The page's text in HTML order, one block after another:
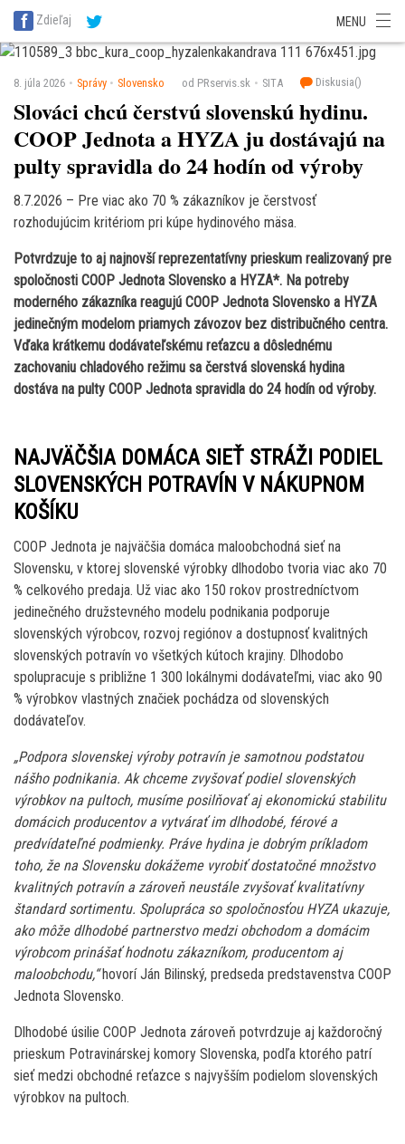
SITA Energetika
SITA Potravinárstvo
Zdieľaj MENU
8. júla 2026 Správy Slovensko od PRservis.sk SITA Diskusia()
Slováci chcú čerstvú slovenskú hydinu.
COOP Jednota a HYZA ju dostávajú na
pulty spravidla do 24 hodín od výroby
8.7.2026 – Pre viac ako 70 % zákazníkov je čerstvosť
rozhodujúcim kritériom pri kúpe hydinového mäsa.
Potvrdzuje to aj najnovší reprezentatívny prieskum realizovaný pre
spoločnosti COOP Jednota Slovensko a HYZA*. Na potreby
moderného zákazníka reagujú COOP Jednota Slovensko a HYZA
jedinečným modelom priamych závozov bez distribučného centra.
Vďaka krátkemu dodávateľskému reťazcu a dôslednému
zachovaniu chladového režimu sa čerstvá slovenská hydina
dostáva na pulty COOP Jednota spravidla do 24 hodín od výroby.
NAJVÄČŠIA DOMÁCA SIEŤ STRÁŽI PODIEL
SLOVENSKÝCH POTRAVÍN V NÁKUPNOM
KOŠÍKU
COOP Jednota je najväčšia domáca maloobchodná sieť na
Slovensku, v ktorej slovenské výrobky dlhodobo tvoria viac ako 70
% celkového predaja. Už viac ako 150 rokov prostredníctvom
jedinečného družstevného modelu podnikania podporuje
slovenských výrobcov, rozvoj regiónov a dostupnosť kvalitných
slovenských potravín vo všetkých kútoch krajiny. Dlhodobo
spolupracuje s približne 1 300 lokálnymi dodávateľmi, viac ako 90
% výrobkov vlastných značiek pochádza od slovenských
dodávateľov.
„Podpora slovenskej výroby potravín je samotnou podstatou
nášho podnikania. Ak chceme zvyšovať podiel slovenských
výrobkov na pultoch, musíme posilňovať aj ekonomickú stabilitu
domácich producentov a vytvárať im dlhodobé, férové a
predvídateľné podmienky. Práve hydina je dobrým príkladom
toho, že na Slovensku dokážeme vyrobiť dostatočné množstvo
kvalitných potravín a zároveň neustále zvyšovať kvalitatívny
štandard sortimentu. Spolupráca so spoločnosťou HYZA ukazuje,
ako môže dlhodobé partnerstvo medzi obchodom a domácim
výrobcom prinášať hodnotu zákazníkom, producentom aj
maloobchodu,“hovorí Ján Bilinský, predseda predstavenstva COOP
Jednota Slovensko.
Dlhodobé úsilie COOP Jednota zároveň potvrdzuje aj každoročný
prieskum Potravinárskej komory Slovenska, podľa ktorého patrí
sieť medzi obchodné reťazce s najvyšším podielom slovenských
výrobkov na pultoch.